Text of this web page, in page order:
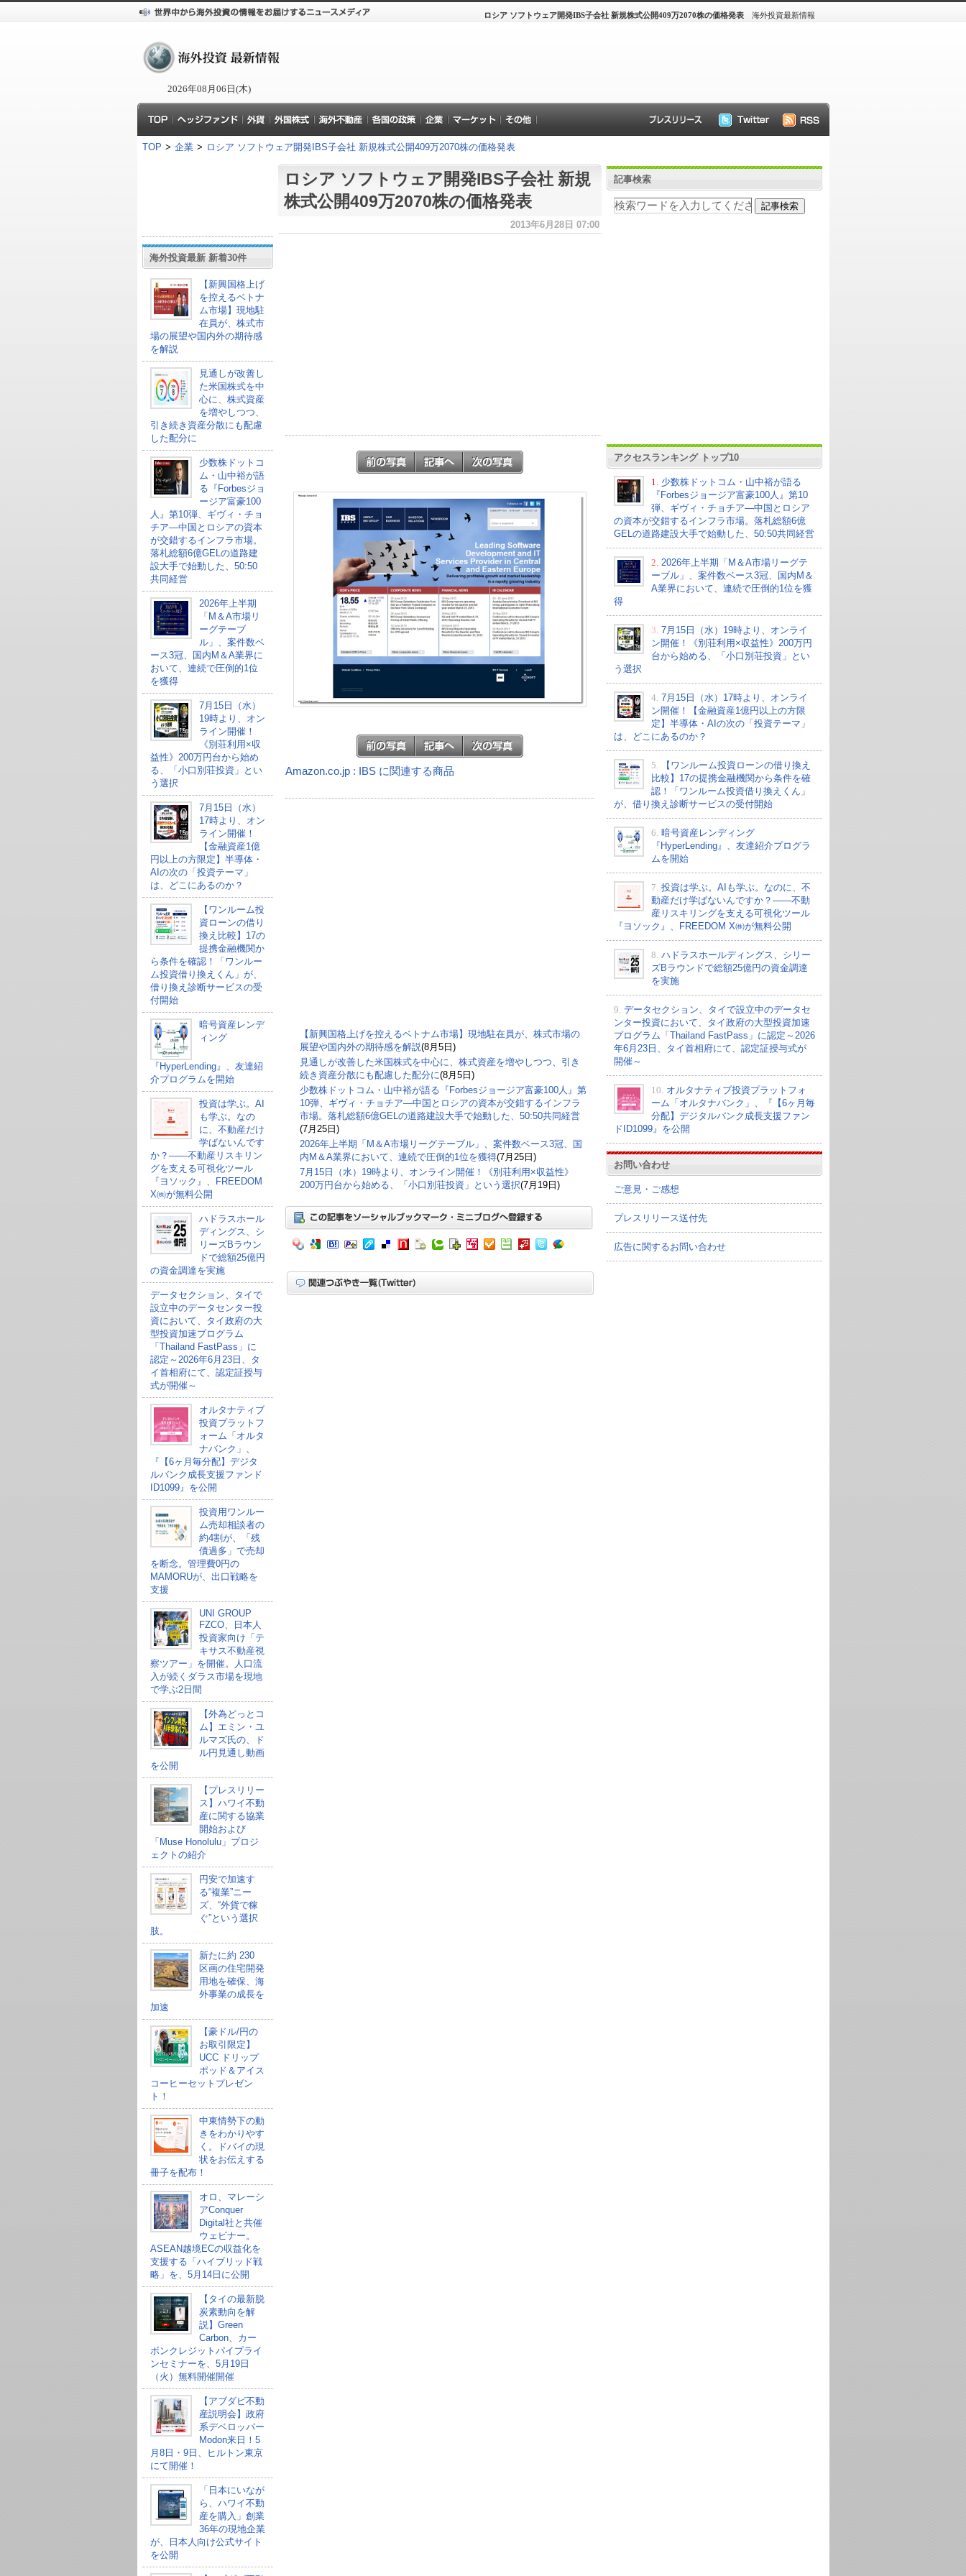
2026年08月06日(木)
海外投資最新情報
ロシア ソフトウェア開発IBS子会社 新規株式公開409万2070株の価格発表
TOP > 企業 > ロシア ソフトウェア開発IBS子会社 新規株式公開409万2070株の価格発表
海外投資最新 新着30件
【新興国格上げ
を控えるベトナ
ム市場】現地駐
在員が、株式市
場の展望や国内外の期待感
を解説
見通しが改善し
た米国株式を中
心に、株式資産
を増やしつつ、
引き続き資産分散にも配慮
した配分に
少数株ドットコ
ム・山中裕が語
る『Forbesジョ
ージア富豪100
人』第10弾、ギヴィ・チョ
チア―中国とロシアの資本
が交錯するインフラ市場。
落札総額6億GELの道路建
設大手で始動した、50:50
共同経営
2026年上半期
「M＆A市場リ
ーグテーブ
ル」、案件数ベ
ース3冠、国内M＆A業界に
おいて、連続で圧倒的1位
を獲得
7月15日（水）
19時より、オン
ライン開催！
《別荘利用×収
益性》200万円台から始め
る、「小口別荘投資」とい
う選択
7月15日（水）
17時より、オン
ライン開催！
【金融資産1億
円以上の方限定】半導体・
AIの次の「投資テーマ」
は、どこにあるのか？
【ワンルーム投
資ローンの借り
換え比較】17の
提携金融機関か
ら条件を確認！「ワンルー
ム投資借り換えくん」が、
借り換え診断サービスの受
付開始
暗号資産レンデ
ィング
『HyperLending』、友達紹
介プログラムを開始
投資は学ぶ。AI
も学ぶ。なの
に、不動産だけ
学ばないんです
か？——不動産リスキリン
グを支える可視化ツール
『ヨソック』、FREEDOM
X㈱が無料公開
ハドラスホール
ディングス、シ
リーズBラウン
ドで総額25億円
の資金調達を実施
データセクション、タイで
設立中のデータセンター投
資において、タイ政府の大
型投資加速プログラム
「Thailand FastPass」に
認定～2026年6月23日、タ
イ首相府にて、認定証授与
式が開催～
オルタナティブ
投資プラットフ
ォーム「オルタ
ナバンク」、
『【6ヶ月毎分配】デジタ
ルバンク成長支援ファンド
ID1099』を公開
投資用ワンルー
ム売却相談者の
約4割が、「残
債過多」で売却
を断念。管理費0円の
MAMORUが、出口戦略を
支援
UNI GROUP
FZCO、日本人
投資家向け「テ
キサス不動産視
察ツアー」を開催。人口流
入が続くダラス市場を現地
で学ぶ2日間
【外為どっとコ
ム】エミン・ユ
ルマズ氏の、ド
ル円見通し動画
を公開
【プレスリリー
ス】ハワイ不動
産に関する協業
開始および
「Muse Honolulu」プロジ
ェクトの紹介
円安で加速す
る“複業”ニー
ズ、“外貨で稼
ぐ”という選択
肢。
新たに約 230
区画の住宅開発
用地を確保、海
外事業の成長を
加速
【豪ドル/円の
お取引限定】
UCC ドリップ
ポッド＆アイス
コーヒーセットプレゼン
ト！
中東情勢下の動
きをわかりやす
く。ドバイの現
状をお伝えする
冊子を配布！
オロ、マレーシ
アConquer
Digital社と共催
ウェビナー。
ASEAN越境ECの収益化を
支援する「ハイブリッド戦
略」を、5月14日に公開
【タイの最新脱
炭素動向を解
説】Green
Carbon、カー
ボンクレジットパイプライ
ンセミナーを、5月19日
（火）無料開催開催
【アブダビ不動
産説明会】政府
系デベロッパー
Modon来日！5
月8日・9日、ヒルトン東京
にて開催！
「日本にいなが
ら、ハワイ不動
産を購入」創業
36年の現地企業
が、日本人向け公式サイト
を公開
ロシア ソフトウェア開発IBS子会社 新規
株式公開409万2070株の価格発表
2013年6月28日 07:00
Amazon.co.jp : IBS に関連する商品
【新興国格上げを控えるベトナム市場】現地駐在員が、株式市場の
展望や国内外の期待感を解説(8月5日)
見通しが改善した米国株式を中心に、株式資産を増やしつつ、引き
続き資産分散にも配慮した配分に(8月5日)
少数株ドットコム・山中裕が語る『Forbesジョージア富豪100人』第
10弾、ギヴィ・チョチア―中国とロシアの資本が交錯するインフラ
市場。落札総額6億GELの道路建設大手で始動した、50:50共同経営
(7月25日)
2026年上半期「M＆A市場リーグテーブル」、案件数ベース3冠、国
内M＆A業界において、連続で圧倒的1位を獲得(7月25日)
7月15日（水）19時より、オンライン開催！《別荘利用×収益性》
200万円台から始める、「小口別荘投資」という選択(7月19日)
記事検索
アクセスランキング トップ10
1.
少数株ドットコム・山中裕が語る
『Forbesジョージア富豪100人』第10
弾、ギヴィ・チョチア―中国とロシア
の資本が交錯するインフラ市場。落札総額6億
GELの道路建設大手で始動した、50:50共同経営
2. 2026年上半期「M＆A市場リーグテ
ーブル」、案件数ベース3冠、国内M＆
A業界において、連続で圧倒的1位を獲
得
3. 7月15日（水）19時より、オンライ
ン開催！《別荘利用×収益性》200万円
台から始める、「小口別荘投資」とい
う選択
4. 7月15日（水）17時より、オンライ
ン開催！【金融資産1億円以上の方限
定】半導体・AIの次の「投資テーマ」
は、どこにあるのか？
5.
【ワンルーム投資ローンの借り換え
比較】17の提携金融機関から条件を確
認！「ワンルーム投資借り換えくん」
が、借り換え診断サービスの受付開始
6. 暗号資産レンディング
『HyperLending』、友達紹介プログラ
ムを開始
7. 投資は学ぶ。AIも学ぶ。なのに、不
動産だけ学ばないんですか？——不動
産リスキリングを支える可視化ツール
『ヨソック』、FREEDOM X㈱が無料公開
8. ハドラスホールディングス、シリー
ズBラウンドで総額25億円の資金調達
を実施
9. データセクション、タイで設立中のデータセ
ンター投資において、タイ政府の大型投資加速
プログラム「Thailand FastPass」に認定～2026
年6月23日、タイ首相府にて、認定証授与式が
開催～
10. オルタナティブ投資プラットフォ
ーム「オルタナバンク」、『【6ヶ月毎
分配】デジタルバンク成長支援ファン
ドID1099』を公開
お問い合わせ
ご意見・ご感想
プレスリリース送付先
広告に関するお問い合わせ